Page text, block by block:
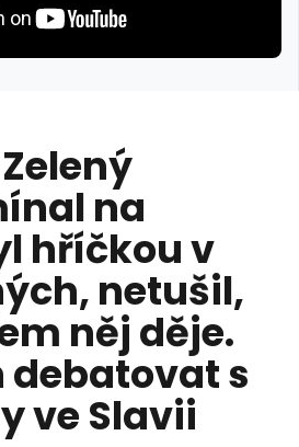
na
hříčkou v
netušil,
něj děje.
debatovat s
ve Slavii